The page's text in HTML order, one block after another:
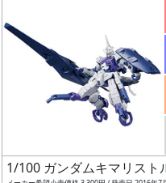
ラ
格
1/100 ガンダムキマリスト